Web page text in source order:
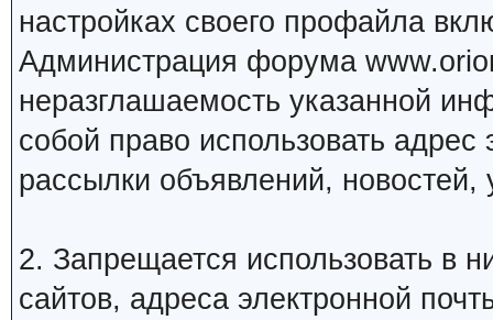
настройках своего профайла
Администрация форума
неразглашаемость указанной
собой право использовать
рассылки объявлений, новостей,
2. Запрещается использовать в
сайтов, адреса электронной